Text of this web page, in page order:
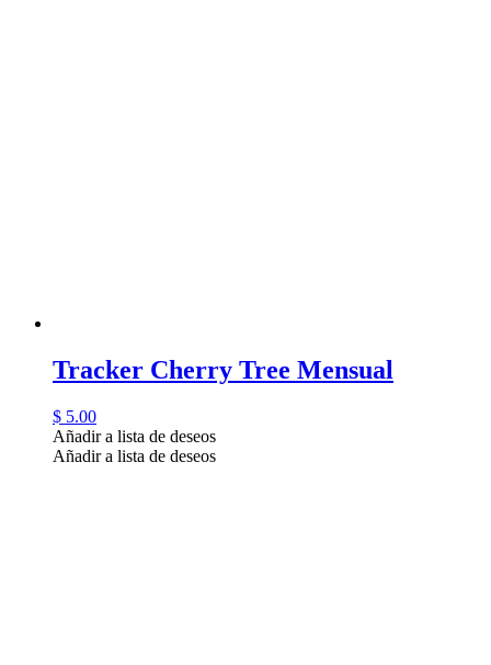
Tracker Cherry Tree Mensual
$ 5.00
Añadir a lista de deseos
Añadir a lista de deseos